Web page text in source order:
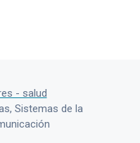
Sistemas de la